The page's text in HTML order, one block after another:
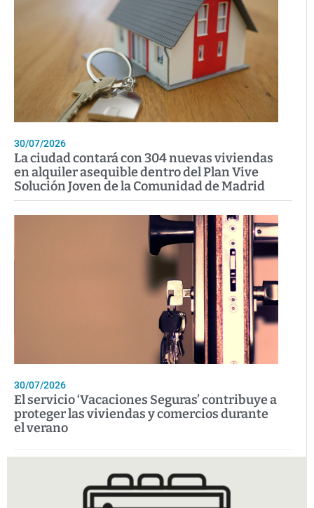
30/07/2026
La ciudad contará con 304 nuevas viviendas
en alquiler asequible dentro del Plan Vive
Solución Joven de la Comunidad de Madrid
30/07/2026
El servicio ‘Vacaciones Seguras’ contribuye a
proteger las viviendas y comercios durante
el verano